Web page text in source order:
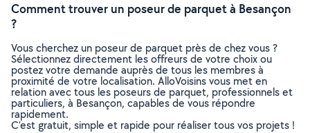
Comment trouver un poseur de parquet à Besançon
?
Vous cherchez un poseur de parquet près de chez vous ?
Sélectionnez directement les offreurs de votre choix ou
postez votre demande auprès de tous les membres à
proximité de votre localisation. AlloVoisins vous met en
relation avec tous les poseurs de parquet, professionnels et
particuliers, à Besançon, capables de vous répondre
rapidement.
C’est gratuit, simple et rapide pour réaliser tous vos projets !